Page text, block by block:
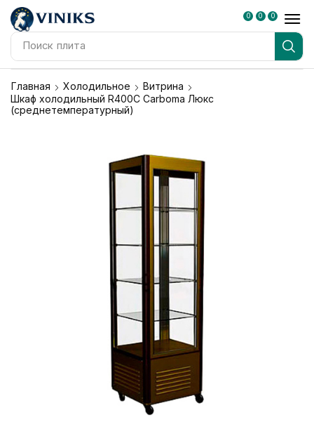
Поиск плита
0 0 0
Главная Холодильное
Витрина
Шкаф холодильный R400C Carboma Люкс
(среднетемпературный)